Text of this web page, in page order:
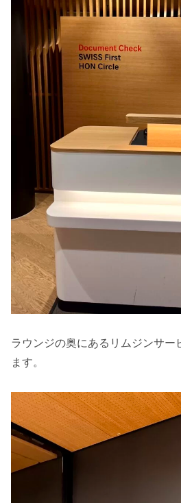
ラウンジの奥にあるリムジンサー
ます。